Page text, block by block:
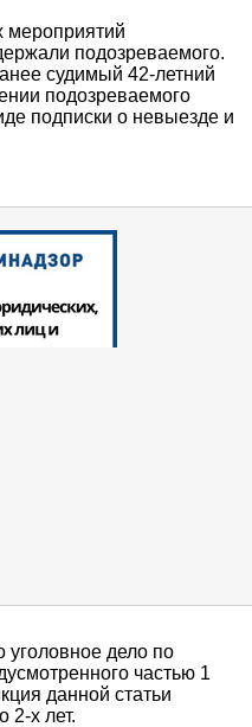
мероприятий
подозреваемого.
судимый 42-летний
подозреваемого
подписки о невыезде и
уголовное дело по
частью 1
данной статьи
2-х лет.